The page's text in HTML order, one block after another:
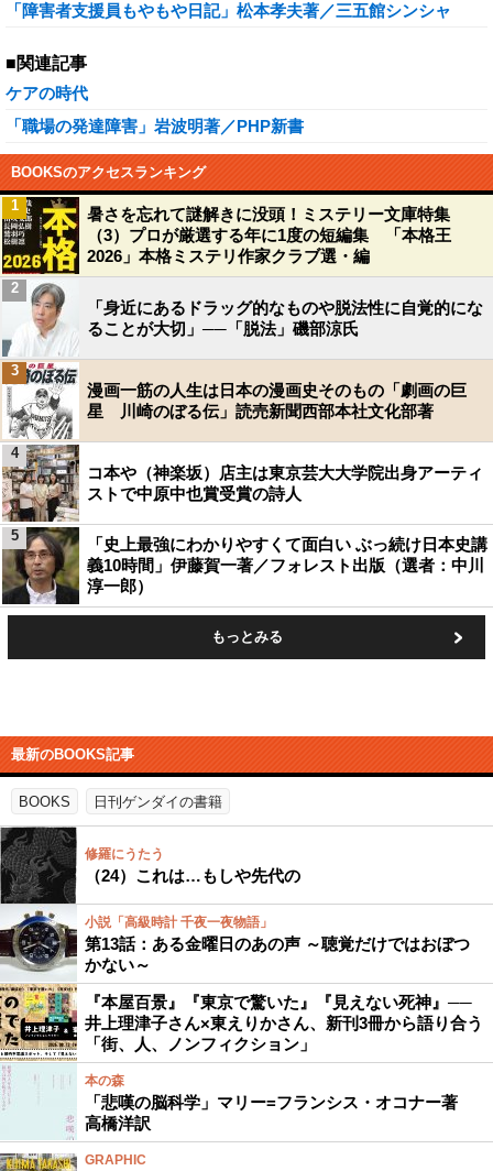
「障害者支援員もやもや日記」松本孝夫著／三五館シンシャ
■関連記事
ケアの時代
「職場の発達障害」岩波明著／PHP新書
BOOKSのアクセスランキング
暑さを忘れて謎解きに没頭！ミステリー文庫特集
（3）プロが厳選する年に1度の短編集 「本格王
2026」本格ミステリ作家クラブ選・編
1
「身近にあるドラッグ的なものや脱法性に自覚的にな
ることが大切」──「脱法」磯部涼氏
2
漫画一筋の人生は日本の漫画史そのもの「劇画の巨
星 川崎のぼる伝」読売新聞西部本社文化部著
3
コ本や（神楽坂）店主は東京芸大大学院出身アーティ
ストで中原中也賞受賞の詩人
4
「史上最強にわかりやすくて面白い ぶっ続け日本史講
義10時間」伊藤賀一著／フォレスト出版（選者：中川
淳一郎）
5
もっとみる
最新のBOOKS記事
BOOKS 日刊ゲンダイの書籍
修羅にうたう
（24）これは…もしや先代の
小説「高級時計 千夜一夜物語」
第13話：ある金曜日のあの声 ～聴覚だけではおぼつ
かない～
『本屋百景』『東京で驚いた』『見えない死神』──
井上理津子さん×東えりかさん、新刊3冊から語り合う
「街、人、ノンフィクション」
本の森
「悲嘆の脳科学」マリー=フランシス・オコナー著
高橋洋訳
GRAPHIC